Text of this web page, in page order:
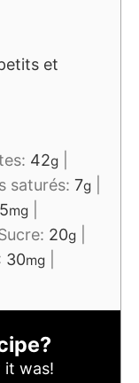
et
42g
saturés: 7g
mg
20g
30mg
it was!